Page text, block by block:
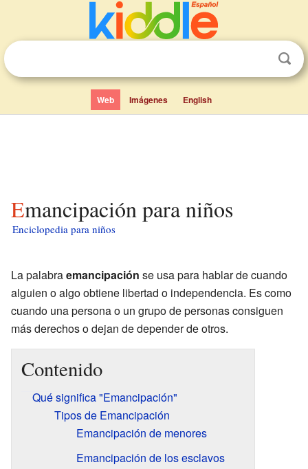
Web Imágenes English
Emancipación para niños
Enciclopedia para niños
La palabraemancipación se usa para hablar de cuando
alguien o algo obtiene libertad o independencia. Es como
cuando una persona o un grupo de personas consiguen
más derechos o dejan de depender de otros.
Contenido
Qué significa "Emancipación"
Tipos de Emancipación
Emancipación de menores
Emancipación de los esclavos